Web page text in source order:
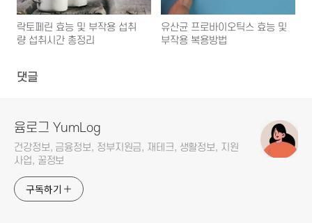
락토페린 효능 및 부작용 섭취
량 섭취시간 총정리
유산균 프로바이오틱스 효능 및
부작용 복용방법
댓글
윰로그 YumLog
건강정보, 금융정보, 정부지원금, 재테크, 생활정보, 지원
사업, 꿀정보
구독하기